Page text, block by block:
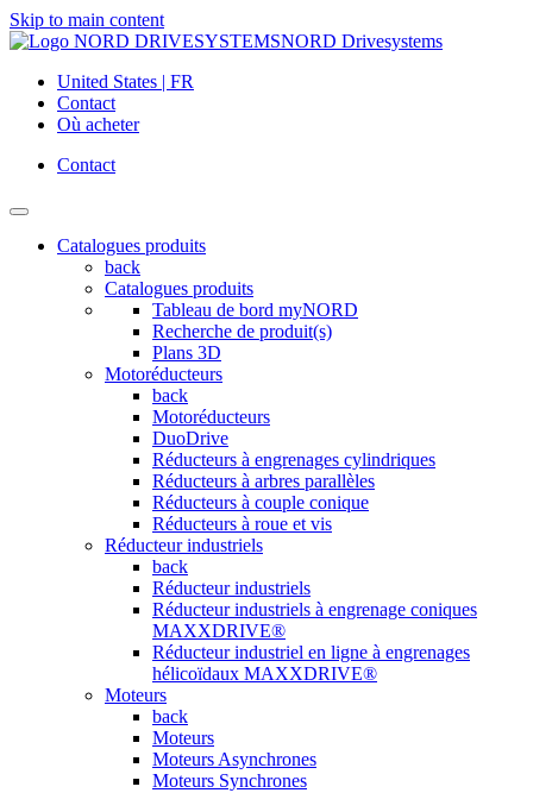
Skip to main content
NORD Drivesystems
United States | FR
Contact
Où acheter
Contact
Catalogues produits
back
Catalogues produits
Tableau de bord myNORD
Recherche de produit(s)
Plans 3D
Motoréducteurs
back
Motoréducteurs
DuoDrive
Réducteurs à engrenages cylindriques
Réducteurs à arbres parallèles
Réducteurs à couple conique
Réducteurs à roue et vis
Réducteur industriels
back
Réducteur industriels
Réducteur industriels à engrenage coniques
MAXXDRIVE®
Réducteur industriel en ligne à engrenages
hélicoïdaux MAXXDRIVE®
Moteurs
back
Moteurs
Moteurs Asynchrones
Moteurs Synchrones